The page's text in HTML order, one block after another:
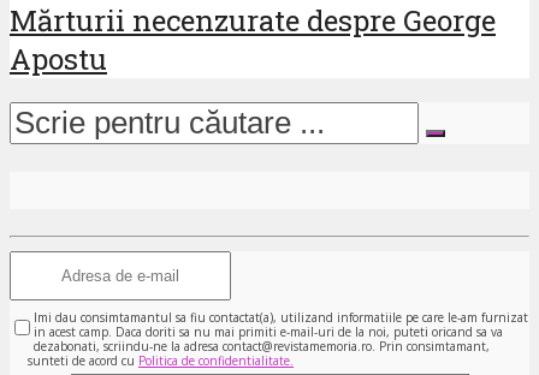
Mărturii necenzurate despre George
Apostu
Imi dau consimtamantul sa fiu contactat(a), utilizand informatiile pe care le-am furnizat
in acest camp. Daca doriti sa nu mai primiti e-mail-uri de la noi, puteti oricand sa va
dezabonati, scriindu-ne la adresa contact@revistamemoria.ro. Prin consimtamant,
sunteti de acord cu Politica de confidentialitate.